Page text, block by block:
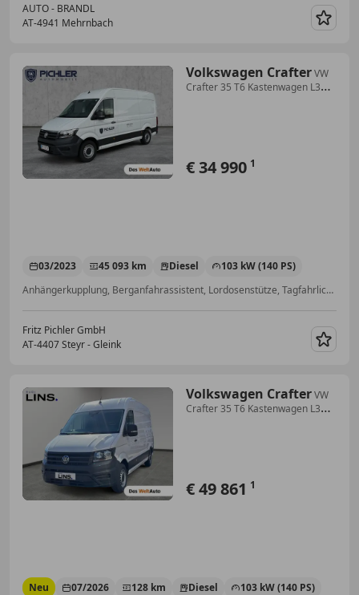
AUTO - BRANDL
AT-4941 Mehrnbach
Volkswagen CrafterVW
Crafter 35 T6 Kastenwagen L3H3
€ 34 990 1
03/2023 45 093 km Diesel
103 kW (140 PS)
Anhängerkupplung, Berganfahrassistent, Lordosenstütze, Tagfahrlicht, Scheckheftgepflegt, Raucherpaket, Klimaanlage, Freisprecheinrichtung
Fritz Pichler GmbH
AT-4407 Steyr - Gleink
Volkswagen CrafterVW
Crafter 35 T6 Kastenwagen L3H3
€ 49 861 1
Neu 07/2026 128 km Diesel
103 kW (140 PS)